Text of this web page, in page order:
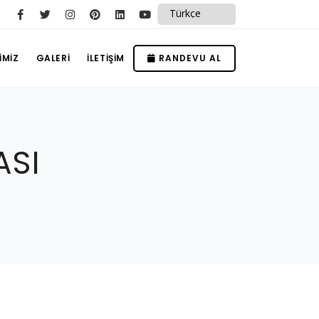
RANDEVU AL
GALERİ İLETİŞİM